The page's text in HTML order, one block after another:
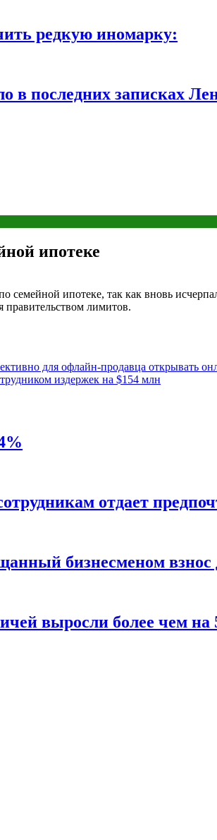
редкую иномарку:
в последних записках
ипотеке
семейной ипотеке, так как вновь
лимитов.
для офлайн-продавца открывать
издержек на $154 млн
отдает
бизнесменом взнос
выросли более чем на